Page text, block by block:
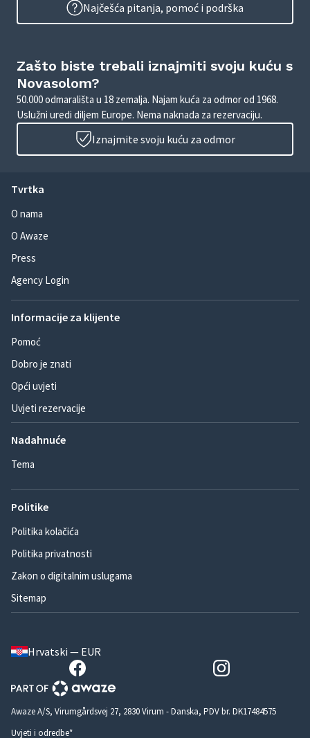
Najčešća pitanja, pomoć i podrška
Zašto biste trebali iznajmiti svoju kuću s
Novasolom?
50.000 odmarališta u 18 zemalja. Najam kuća za odmor od 1968.
Uslužni uredi diljem Europe. Nema naknada za rezervaciju.
Iznajmite svoju kuću za odmor
Tvrtka
O nama
O Awaze
Press
Agency Login
Informacije za klijente
Pomoć
Dobro je znati
Opći uvjeti
Uvjeti rezervacije
Nadahnuće
Tema
Politike
Politika kolačića
Politika privatnosti
Zakon o digitalnim uslugama
Sitemap
Hrvatski — EUR
Awaze A/S, Virumgårdsvej 27, 2830 Virum - Danska, PDV br. DK17484575
Uvjeti i odredbe*